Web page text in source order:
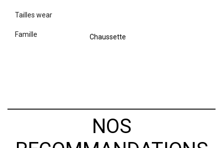
tailles wear
famille Chaussette
NOS